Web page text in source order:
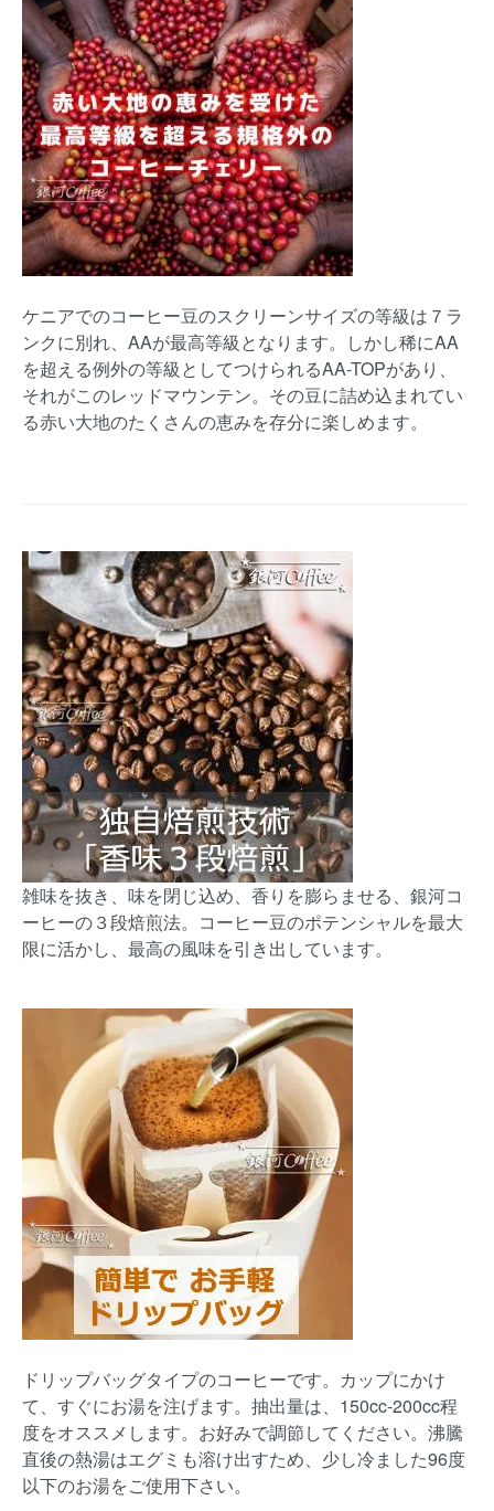
ケニアでのコーヒー豆のスクリーンサイズの等級は７ラ
ンクに別れ、AAが最高等級となります。しかし稀にAA
を超える例外の等級としてつけられるAA-TOPがあり、
それがこのレッドマウンテン。その豆に詰め込まれてい
る赤い大地のたくさんの恵みを存分に楽しめます。
雑味を抜き、味を閉じ込め、香りを膨らませる、銀河コ
ーヒーの３段焙煎法。コーヒー豆のポテンシャルを最大
限に活かし、最高の風味を引き出しています。
ドリップバッグタイプのコーヒーです。カップにかけ
て、すぐにお湯を注げます。抽出量は、150cc-200cc程
度をオススメします。お好みで調節してください。沸騰
直後の熱湯はエグミも溶け出すため、少し冷ました96度
以下のお湯をご使用下さい。